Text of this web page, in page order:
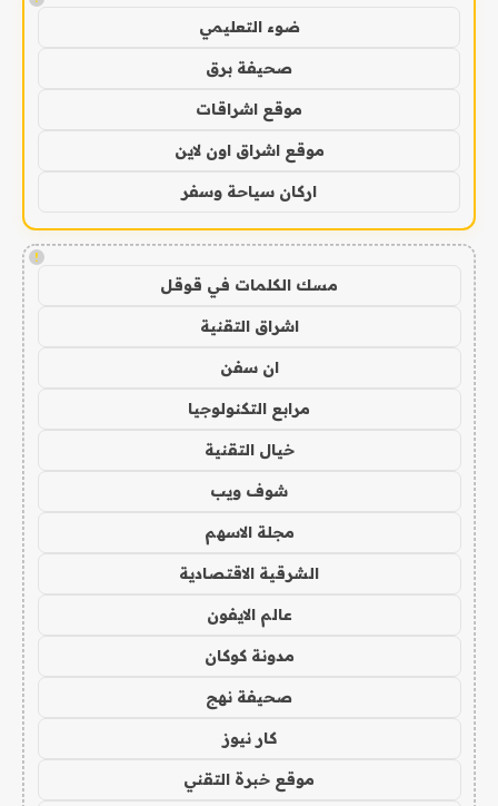
ضوء التعليمي
صحيفة برق
موقع اشراقات
موقع اشراق اون لاين
اركان سياحة وسفر
!
مسك الكلمات في قوقل
اشراق التقنية
ان سفن
مرابع التكنولوجيا
خيال التقنية
شوف ويب
مجلة الاسهم
الشرقية الاقتصادية
عالم الايفون
مدونة كوكان
صحيفة نهج
كار نيوز
موقع خبرة التقني